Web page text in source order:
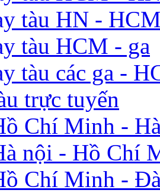
tàu HN -
tàu HCM - ga
tàu các ga -
trực tuyến
Chí Minh -
nội - Hồ Chí
Chí Minh -